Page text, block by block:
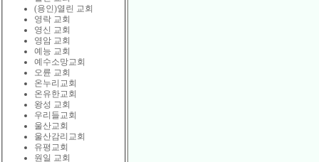
(용인)열린 교회
영락 교회
영신 교회
영암 교회
예능 교회
예수소망교회
오륜 교회
온누리교회
온유한교회
왕성 교회
우리들교회
울산교회
울산감리교회
유평교회
원일 교회